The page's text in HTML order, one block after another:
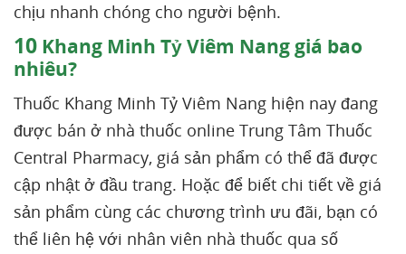
chịu nhanh chóng cho người bệnh.
10 Khang Minh Tỷ Viêm Nang giá bao
nhiêu?
Thuốc Khang Minh Tỷ Viêm Nang hiện nay đang
được bán ở nhà thuốc online Trung Tâm Thuốc
Central Pharmacy, giá sản phẩm có thể đã được
cập nhật ở đầu trang. Hoặc để biết chi tiết về giá
sản phẩm cùng các chương trình ưu đãi, bạn có
thể liên hệ với nhân viên nhà thuốc qua số